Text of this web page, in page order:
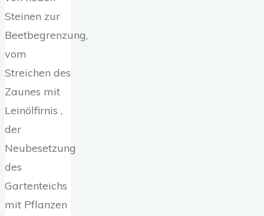
Steinen zur
Beetbegrenzung,
vom
Streichen des
Zaunes mit
Leinölfirnis ,
der
Neubesetzung
des
Gartenteichs
mit Pflanzen